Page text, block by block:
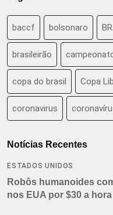
baccf bolsonaro
brasileirão
copa do brasil Copa
coronavirus
Notícias Recentes
ESTADOS UNIDOS
Robôs humanoides
nos EUA por $30 a hora